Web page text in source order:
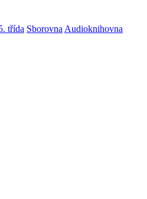
třída Sborovna Audioknihovna